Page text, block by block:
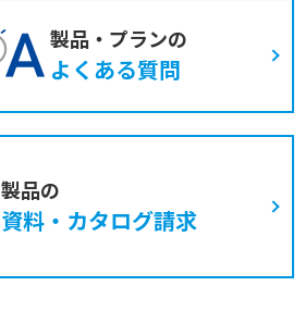
製品・プランの
よくある質問
製品の
資料・カタログ請求